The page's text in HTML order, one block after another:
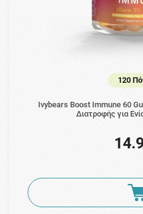
120
Ivybears Boost Immune 60
Διατροφής για